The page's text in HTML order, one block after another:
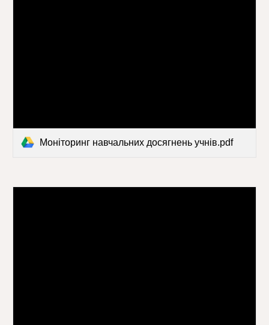
Моніторинг навчальних досягнень учнів.pdf